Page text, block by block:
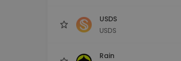
USDS
USDS
Rain